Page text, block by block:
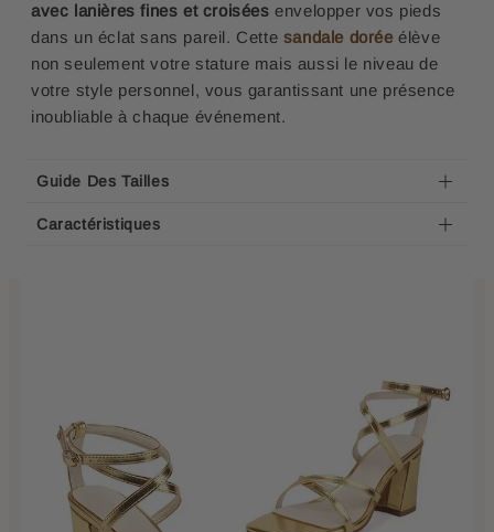
avec lanières fines et croisées envelopper vos pieds
dans un éclat sans pareil. Cette sandale doréeélève
non seulement votre stature mais aussi le niveau de
votre style personnel, vous garantissant une présence
inoubliable à chaque événement.
Guide Des Tailles
Caractéristiques